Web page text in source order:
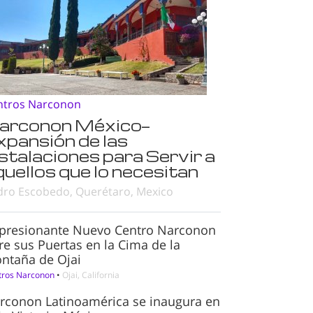
Narconon
México—
de las
para Servir a
que lo necesitan
Escobedo, Querétaro, Mexico
Nuevo Centro Narconon
sus Puertas en la Cima de la
de Ojai
Narconon • Ojai, California
Latinoamérica se inaugura en